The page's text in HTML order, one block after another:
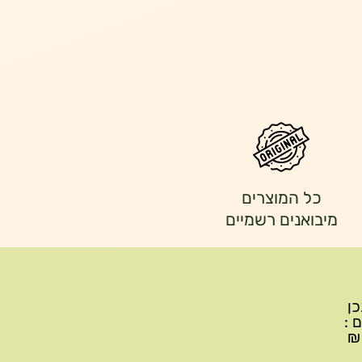
כל המוצרים
מיבואנים רשמיים
:
משלוח 22₪, ברכישה של 300-599 ₪